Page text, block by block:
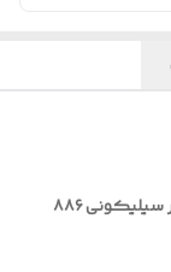
پک ۳عددی شامپو+قطره رویش مجدد لانبنا+سرشور سیلیکونی ۸۸۶